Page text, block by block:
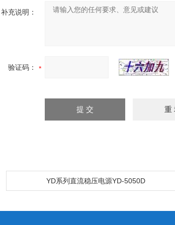
补充说明：
验证码：
YD系列直流稳压电源YD-5050D